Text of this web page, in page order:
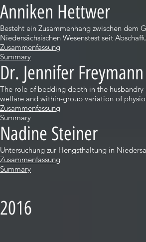
Anniken Hettwer
Besteht ein Zusammenhang zwischen
Niedersächsischen Wesenstest seit
Zusammenfassung
Summary
Dr. Jennifer Freymann
The role of bedding depth in the
welfare and within-group variation of
Zusammenfassung
Summary
Nadine Steiner
Untersuchung zur Hengsthaltung in
Zusammenfassung
Summary
2016